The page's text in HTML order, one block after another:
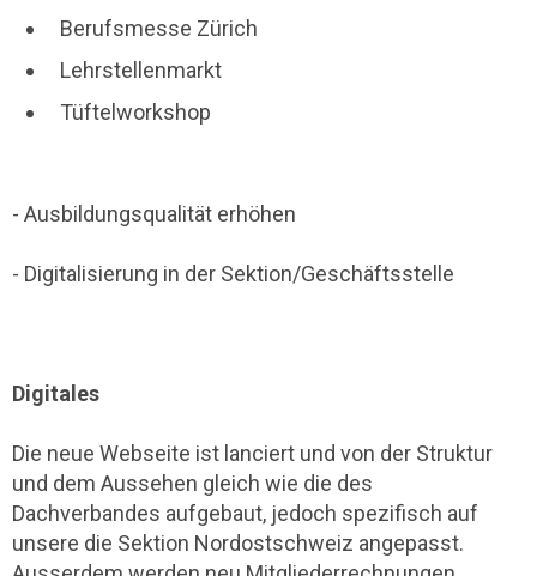
Berufsmesse Zürich
Lehrstellenmarkt
Tüftelworkshop
- Ausbildungsqualität erhöhen
- Digitalisierung in der Sektion/Geschäftsstelle
Digitales
Die neue Webseite ist lanciert und von der Struktur
und dem Aussehen gleich wie die des
Dachverbandes aufgebaut, jedoch spezifisch auf
unsere die Sektion Nordostschweiz angepasst.